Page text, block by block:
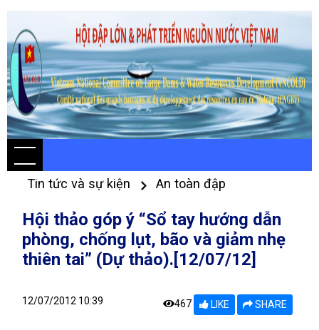
Tin tức và sự kiện An toàn đập
Hội thảo góp ý “Sổ tay hướng dẫn
phòng, chống lụt, bão và giảm nhẹ
thiên tai” (Dự thảo).[12/07/12]
12/07/2012 10:39 467 LIKE SHARE